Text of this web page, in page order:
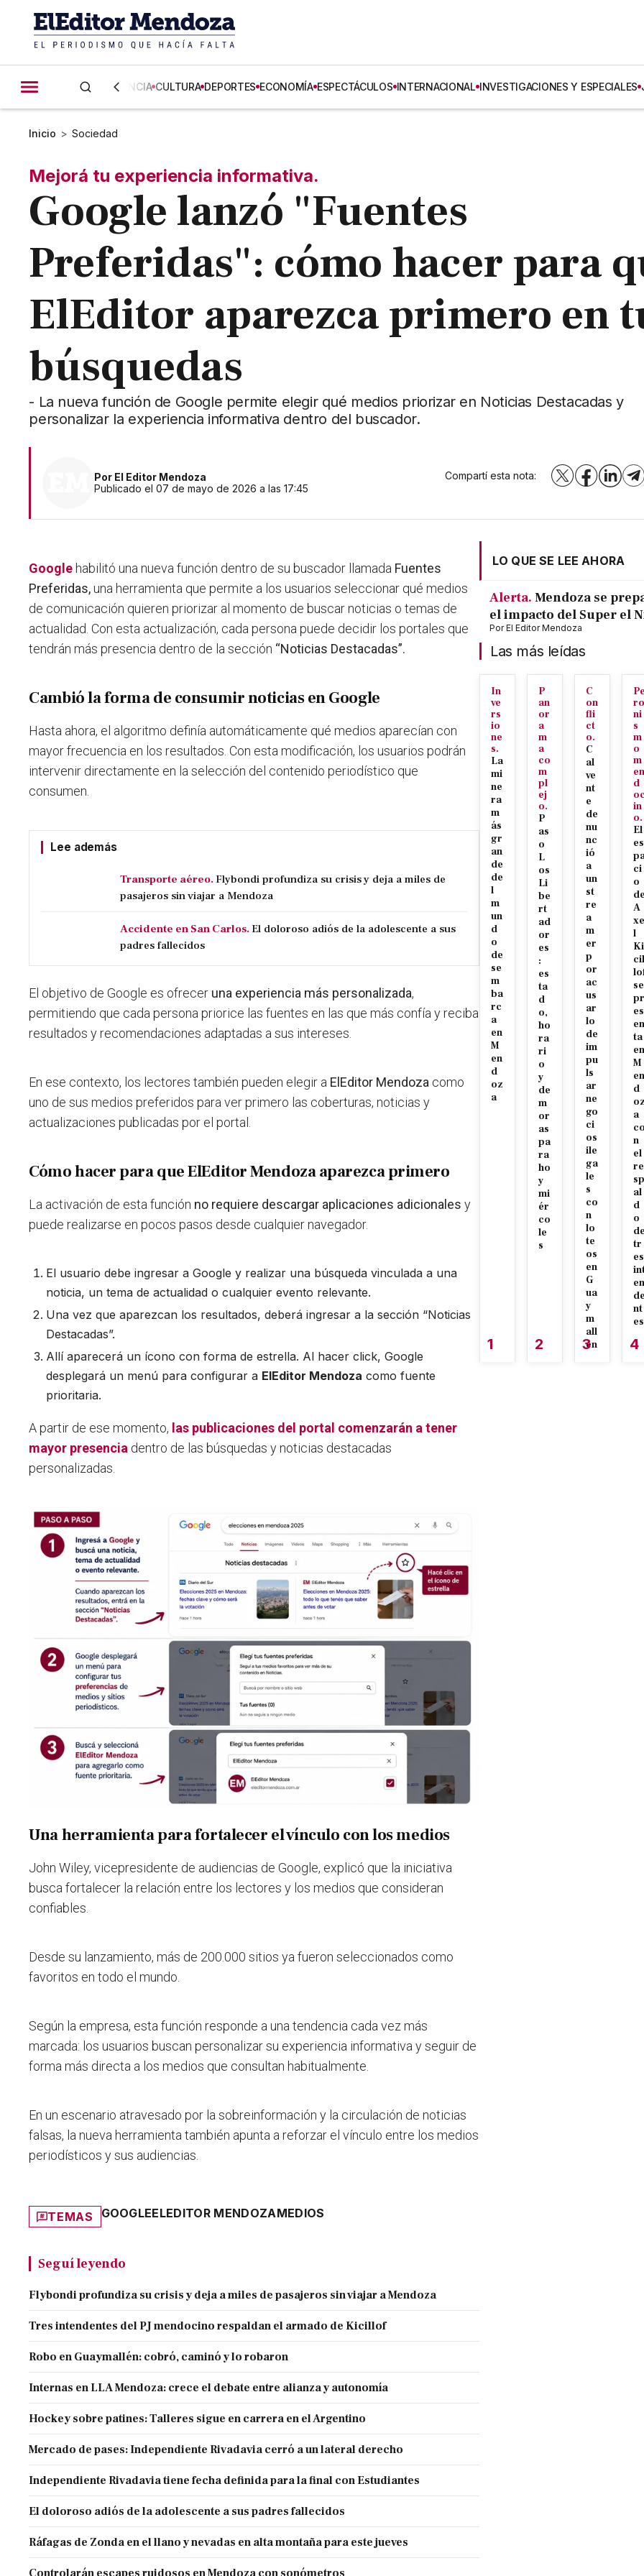
CIENCIA CULTURA DEPORTES ECONOMÍA ESPECTÁCULOS INTERNACIONAL INVESTIGACIONES Y ESPECIALES
Inicio > Sociedad
Mejorá tu experiencia informativa.
Google lanzó "Fuentes
Preferidas": cómo hacer para
ElEditor aparezca primero en
búsquedas
- La nueva función de Google permite elegir qué medios priorizar en Noticias Destacadas y
personalizar la experiencia informativa dentro del buscador.
Por El Editor Mendoza
Publicado el 07 de mayo de 2026 a las 17:45
Compartí esta nota: X Facebook
Google habilitó una nueva función dentro de su buscador llamada Fuentes
Preferidas,una herramienta que permite a los usuarios seleccionar qué medios
de comunicación quieren priorizar al momento de buscar noticias o temas de
actualidad.Con esta actualización, cada persona puede decidir los portales que
tendrán más presencia dentro de la sección “Noticias Destacadas”.
Cambió la forma de consumir noticias en Google
Hasta ahora, el algoritmo definía automáticamente qué medios aparecían con
mayor frecuencia en los resultados. Con esta modificación, los usuarios podrán
intervenir directamente en la selección del contenido periodístico que
consumen.
Lee además
Transporte aéreo. Flybondi profundiza su crisis y deja a miles de
pasajeros sin viajar a Mendoza
Accidente en San Carlos. El doloroso adiós de la adolescente a sus
padres fallecidos
El objetivo de Google es ofrecer una experiencia más personalizada,
permitiendo que cada persona priorice las fuentes en las que más confía y reciba
resultados y recomendaciones adaptadas a sus intereses.
En ese contexto, los lectores también pueden elegir a ElEditor Mendoza como
uno de sus medios preferidos para ver primero las coberturas, noticias y
actualizaciones publicadas por el portal.
Cómo hacer para que ElEditor Mendoza aparezca primero
La activación de esta función no requiere descargar aplicaciones adicionales y
puede realizarse en pocos pasos desde cualquier navegador.
El usuario debeingresar a Google y realizar una búsqueda vinculada a una
noticia, un tema de actualidad o cualquier evento relevante.
Una vez que aparezcan los resultados, deberá ingresar a la sección “Noticias
Destacadas”.
Allí aparecerá un ícono con forma de estrella. Al hacer click, Google
desplegará un menú paraconfigurar a ElEditor Mendoza como fuente
prioritaria.
A partir de ese momento, las publicaciones del portal comenzarán a tener
mayor presencia dentro de las búsquedas y noticias destacadas
personalizadas.
Una herramienta para fortalecer el vínculo con los medios
John Wiley, vicepresidente de audiencias de Google, explicó que la iniciativa
busca fortalecer la relación entre los lectores y los medios que consideran
confiables.
Desde su lanzamiento, más de 200.000 sitios ya fueron seleccionados como
favoritos en todo el mundo.
Según la empresa, esta función responde a una tendencia cada vez más
marcada: los usuarios buscan personalizar su experiencia informativa y seguir de
forma más directa a los medios que consultan habitualmente.
En un escenario atravesado por la sobreinformación y la circulación de noticias
falsas, la nueva herramienta también apunta areforzar el vínculo entre los medios
periodísticos y sus audiencias.
TEMAS GOOGLEELEDITOR MENDOZAMEDIOS
Seguí leyendo
Flybondi profundiza su crisis y deja a miles de pasajeros sin viajar a Mendoza
Tres intendentes del PJ mendocino respaldan el armado de Kicillof
Robo en Guaymallén: cobró, caminó y lo robaron
Internas en LLA Mendoza: crece el debate entre alianza y autonomía
Hockey sobre patines: Talleres sigue en carrera en el Argentino
Mercado de pases: Independiente Rivadavia cerró a un lateral derecho
Independiente Rivadavia tiene fecha definida para la final con Estudiantes
El doloroso adiós de la adolescente a sus padres fallecidos
Ráfagas de Zonda en el llano y nevadas en alta montaña para este jueves
LO QUE SE LEE AHORA
Alerta. Mendoza se
el impacto del Super el
PorEl Editor Mendoza
Las más leídas
In
ve
rs
io
ne
s.
La
mi
ne
ra
m
ás
gr
an
de
de
l
m
un
d
o
de
se
m
ba
rc
a
en
M
en
d
oz
a
1
P
an
or
a
m
a
co
m
pl
ej
o.
P
as
o
L
os
Li
be
rt
ad
or
es
:
es
ta
d
o,
ho
ra
ri
o
y
de
m
or
as
pa
ra
ho
y
mi
ér
co
le
s
2
C
on
fli
ct
o.
C
al
ve
nt
e
de
nu
nc
ió
a
un
st
re
a
m
er
p
or
ac
us
ar
lo
de
im
pu
ls
ar
ne
go
ci
os
ile
ga
le
s
co
n
lo
te
os
en
G
ua
y
m
all
én
3
ro
ni
s
m
o
m
en
d
in
o.
El
es
ci
o
A
xe
l
Ki
cil
se
pr
es
en
ta
en
M
en
d
a
n
el
re
sp
al
d
o
tr
es
en
nt
es
4